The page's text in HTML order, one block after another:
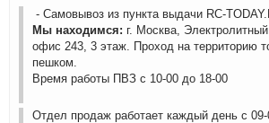
- Самовывоз из пункта выдачи RC-
Мы находимся: г. Москва,
офис 243, 3 этаж. Проход на территорию
пешком.
Время работы ПВЗ с 10-00 до 18-00
Отдел продаж работает каждый день с